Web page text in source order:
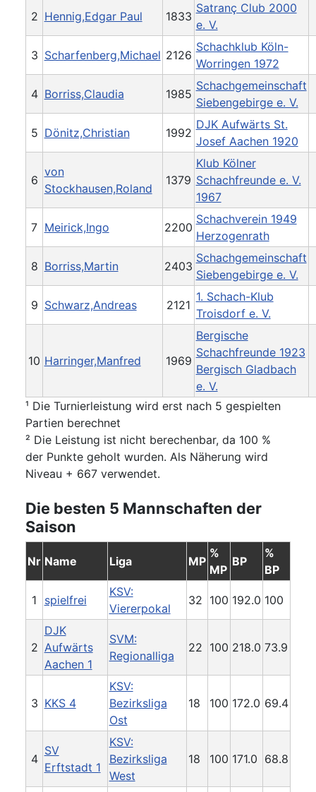
2 Hennig,Edgar Paul 1833
Satranç Club 2000
e. V.
3 Scharfenberg,Michael 2126
Schachklub Köln-
Worringen 1972
4 Borriss,Claudia 1985
Schachgemeinschaft
Siebengebirge e. V.
5 Dönitz,Christian 1992
DJK Aufwärts St.
Josef Aachen 1920
6
von
Stockhausen,Roland
1379
Klub Kölner
Schachfreunde e. V.
1967
7 Meirick,Ingo 2200
Schachverein 1949
Herzogenrath
8 Borriss,Martin 2403
Schachgemeinschaft
Siebengebirge e. V.
9 Schwarz,Andreas 2121
1. Schach-Klub
Troisdorf e. V.
10 Harringer,Manfred 1969
Bergische
Schachfreunde 1923
Bergisch Gladbach
e. V.
¹ Die Turnierleistung wird erst nach 5 gespielten
Partien berechnet
² Die Leistung ist nicht berechenbar, da 100 %
der Punkte geholt wurden. Als Näherung wird
Niveau + 667 verwendet.
Die besten 5 Mannschaften der
Saison
Nr Name Liga MP
%
MP
BP
%
BP
1 spielfrei
KSV:
Viererpokal
32 100 192.0 100
2
DJK
Aufwärts
Aachen 1
SVM:
Regionalliga
22 100 218.0 73.9
3 KKS 4
KSV:
Bezirksliga
Ost
18 100 172.0 69.4
4
SV
Erftstadt 1
KSV:
Bezirksliga
West
18 100 171.0 68.8